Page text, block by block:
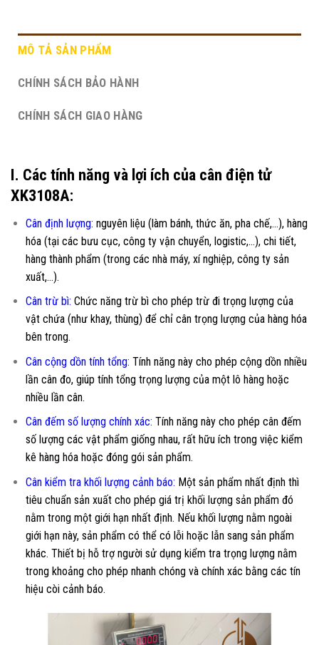
MÔ TẢ SẢN PHẨM
CHÍNH SÁCH BẢO HÀNH
CHÍNH SÁCH GIAO HÀNG
I. Các tính năng và lợi ích của cân điện tử
XK3108A:
Cân định lượng: nguyên liệu (làm bánh, thức ăn, pha chế,…), hàng
hóa (tại các bưu cục, công ty vận chuyển, logistic,…), chi tiết,
hàng thành phẩm (trong các nhà máy, xí nghiệp, công ty sản
xuất,…).
Cân trừ bì: Chức năng trừ bì cho phép trừ đi trọng lượng của
vật chứa (như khay, thùng) để chỉ cân trọng lượng của hàng hóa
bên trong.
Cân cộng dồn tính tổng: Tính năng này cho phép cộng dồn nhiều
lần cân đo, giúp tính tổng trọng lượng của một lô hàng hoặc
nhiều lần cân.
Cân đếm số lượng chính xác: Tính năng này cho phép cân đếm
số lượng các vật phẩm giống nhau, rất hữu ích trong việc kiểm
kê hàng hóa hoặc đóng gói sản phẩm.
Cân kiểm tra khối lượng cảnh báo: Một sản phẩm nhất định thì
tiêu chuẩn sản xuất cho phép giá trị khối lượng sản phẩm đó
nằm trong một giới hạn nhất định. Nếu khối lượng nằm ngoài
giới hạn này, sản phẩm có thể có lỗi hoặc lẫn sang sản phẩm
khác. Thiết bị hỗ trợ người sử dụng kiểm tra trọng lượng nằm
trong khoảng cho phép nhanh chóng và chính xác bằng các tín
hiệu còi cảnh báo.